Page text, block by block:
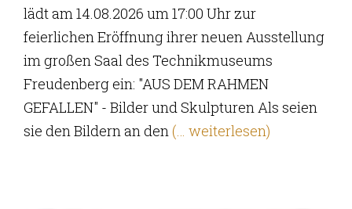
lädt am 14.08.2026 um 17:00 Uhr zur
feierlichen Eröffnung ihrer neuen Ausstellung
im großen Saal des Technikmuseums
Freudenberg ein: "AUS DEM RAHMEN
GEFALLEN" - Bilder und Skulpturen Als seien
sie den Bildern an den(… weiterlesen)